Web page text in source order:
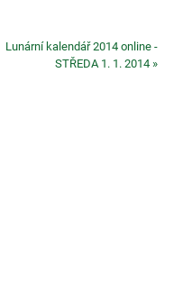
Lunární kalendář 2014 online -
STŘEDA 1. 1. 2014 »